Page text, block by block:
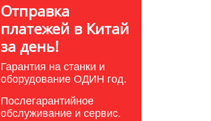
Отправка
платежей в Китай
за день!
Гарантия на станки и
оборудование ОДИН год.
Послегарантийное
обслуживание и сервис.